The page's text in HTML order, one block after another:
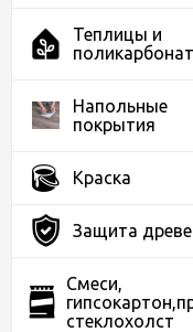
Теплицы и
поликарбонат
Напольные
покрытия
Краска
Защита
Смеси,
стеклохолст